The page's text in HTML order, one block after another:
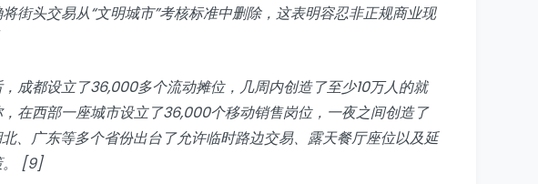
街头交易从“文明城市”考核标准中删除，这表明容忍非正规商业现
成都设立了36,000多个流动摊位，几周内创造了至少10万人的就
在西部一座城市设立了36,000个移动销售岗位，一夜之间创造了
、广东等多个省份出台了允许临时路边交易、露天餐厅座位以及延
。 [9]